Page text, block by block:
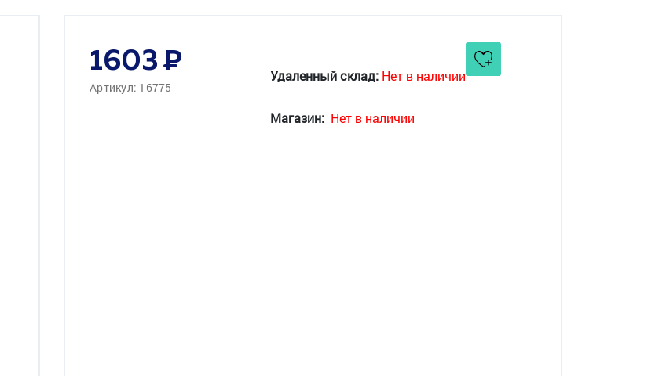
1603
Артикул: 16775
Удаленный склад: Нет в наличии
Магазин: Нет в наличии